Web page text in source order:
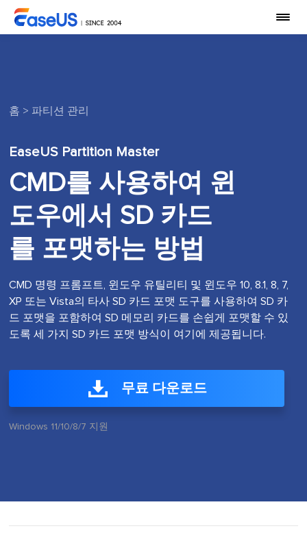
홈 > 파티션 관리
EaseUS Partition Master
CMD를 사용하여 윈
도우에서 SD 카드
를 포맷하는 방법
CMD 명령 프롬프트, 윈도우 유틸리티 및 윈도우 10, 8.1, 8, 7,
XP 또는 Vista의 타사 SD 카드 포맷 도구를 사용하여 SD 카
드 포맷을 포함하여 SD 메모리 카드를 손쉽게 포맷할 수 있
도록 세 가지 SD 카드 포맷 방식이 여기에 제공됩니다.
무료 다운로드
Windows 11/10/8/7 지원